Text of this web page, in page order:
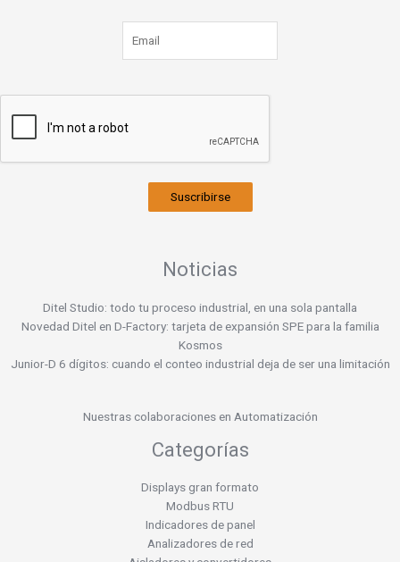
Suscribirse
Noticias
Ditel Studio: todo tu proceso industrial, en una sola pantalla
Novedad Ditel en D-Factory: tarjeta de expansión SPE para la familia
Kosmos
Junior-D 6 dígitos: cuando el conteo industrial deja de ser una limitación
Nuestras colaboraciones en Automatización
Categorías
Displays gran formato
Modbus RTU
Indicadores de panel
Analizadores de red